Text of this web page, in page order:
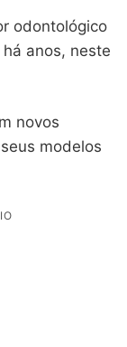
odontológico
anos, neste
novos
modelos